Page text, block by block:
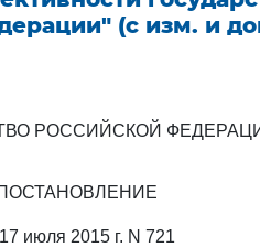
(с изм. и
РОССИЙСКОЙ
июля 2015 г. N 721